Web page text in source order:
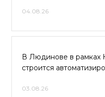
04.08.26
В Людинове в рамках
строится
03.08.26